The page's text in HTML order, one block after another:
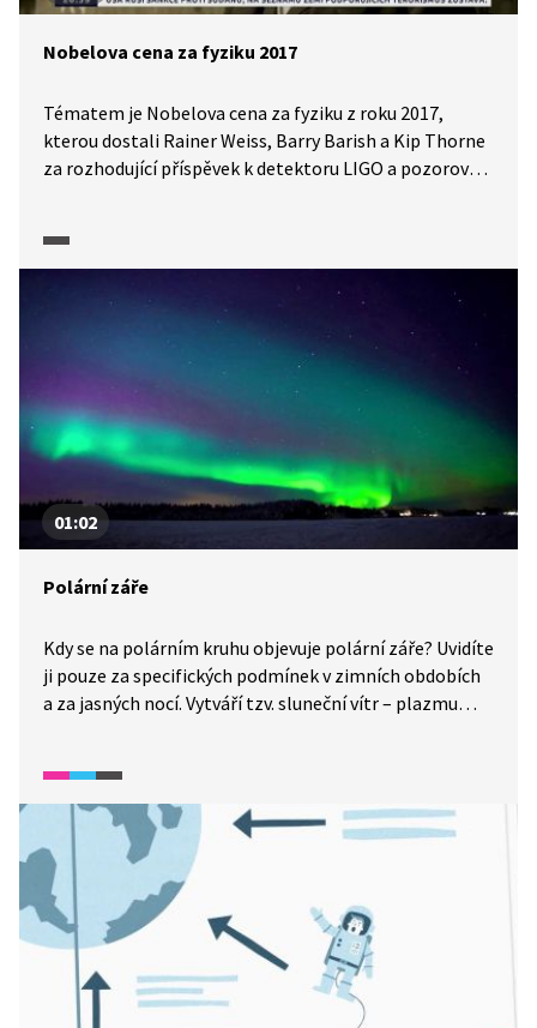
Nobelova cena za fyziku 2017
Tématem je Nobelova cena za fyziku z roku 2017,
kterou dostali Rainer Weiss, Barry Barish a Kip Thorne
za rozhodující příspěvek k detektoru LIGO a pozorování
01:02
Polární záře
Kdy se na polárním kruhu objevuje polární záře? Uvidíte
ji pouze za specifických podmínek v zimních obdobích
a za jasných nocí. Vytváří tzv. sluneční vítr – plazmu
atmosféry, kde narážejí na molekuly vzduchu, a při tom
se uvolňuje energie ve formě světla.